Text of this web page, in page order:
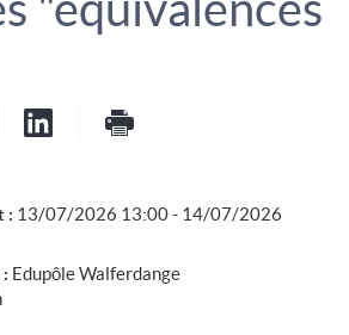
- nouvelle fenêtre
sur Twitter- nouvelle fenêtre
Partager sur LinkedIn
Imprimer
: 13/07/2026 13:00 - 14/07/2026
Edupôle Walferdange